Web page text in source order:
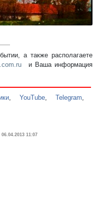
а также располагаете
и Ваша информация
,YouTube,Telegram,
06.04.2013 11:07